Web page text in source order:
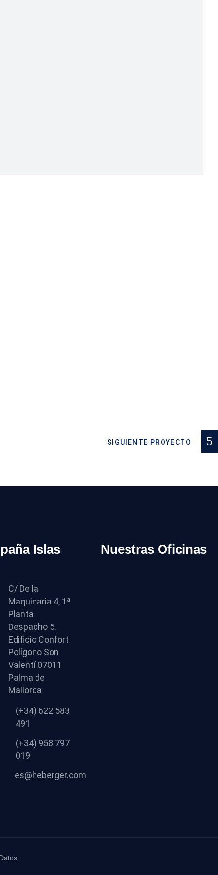
SIGUIENTE PROYECTO
Islas
C/ De la
Maquinaria 4, 1ª
Planta
Despacho 5.
Edificio Confort
Polígono Son
Valentí 07011
Palma de
Mallorca
(+34) 622 583
491
(+34) 958 797
019
es@heberger.com
Nuestras Oficinas